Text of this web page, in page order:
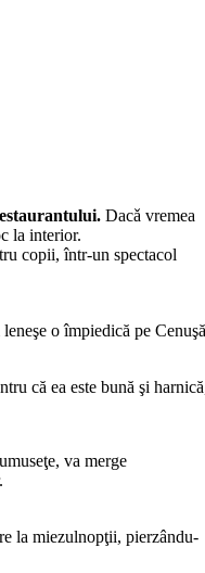
Dacǎ vremea
la interior.
copii, într-un spectacol
leneşe oîmpiedică pe
că ea este bună şi harnică
, va merge
.
la miezulnopţii, pierzându-